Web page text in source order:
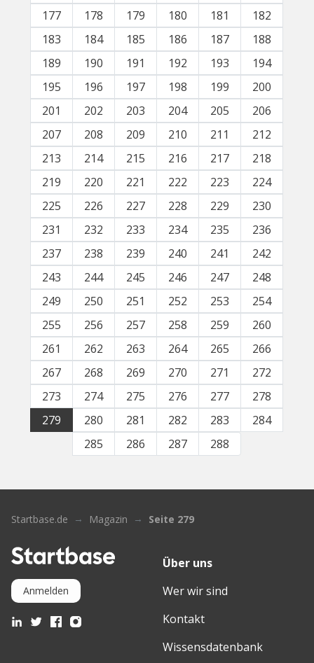
177
178 179 180 181
182
183
184 185 186 187
188
189
190 191 192 193
194
195
196 197 198 199
200
201
202 203 204 205
206
207
208 209 210 211
212
213
214 215 216 217
218
219
220 221 222 223
224
225
226 227 228 229
230
231
232 233 234 235
236
237
238 239 240 241
242
243
244 245 246 247
248
249
250 251 252 253
254
255
256 257 258 259
260
261
262 263 264 265
266
267
268 269 270 271
272
273
274 275 276 277
278
279
280 281 282 283
284
285
286 287 288
Startbase.de Magazin Seite 279
Anmelden
Über uns
Wer wir sind
Kontakt
Wissensdatenbank